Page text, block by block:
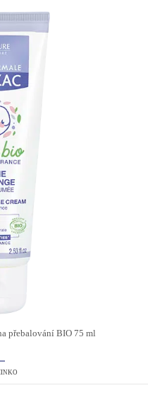
přebalování BIO 75 ml